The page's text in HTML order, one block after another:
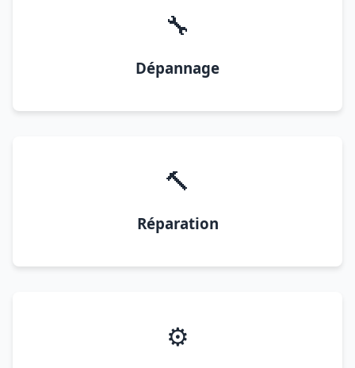
🔧
Dépannage
🔨
Réparation
⚙️